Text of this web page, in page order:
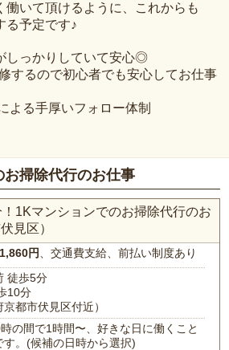
働いて頂けるように、これからも
る予定です♪
しっかりしていて安心◎
するので初心者でも安心してお仕事
よる手厚いフォロー体制
掃除代行のお仕事
1Kマンションでのお掃除代行のお
見区）
円、交通費支給、前払い制度あり
徒歩5分
10分
京都市伏見区付近）
の間で1時間〜、好きな日に働くこと
す。(候補の日時から選択)